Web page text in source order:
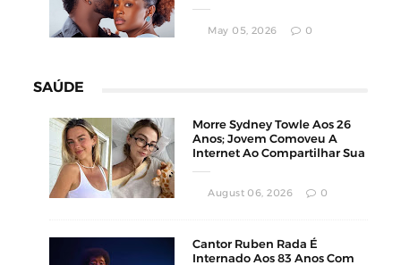
May 05, 2026 0
SAÚDE
Morre Sydney Towle Aos 26
Anos; Jovem Comoveu A
Internet Ao Compartilhar Sua
August 06, 2026 0
Cantor Ruben Rada É
Internado Aos 83 Anos Com